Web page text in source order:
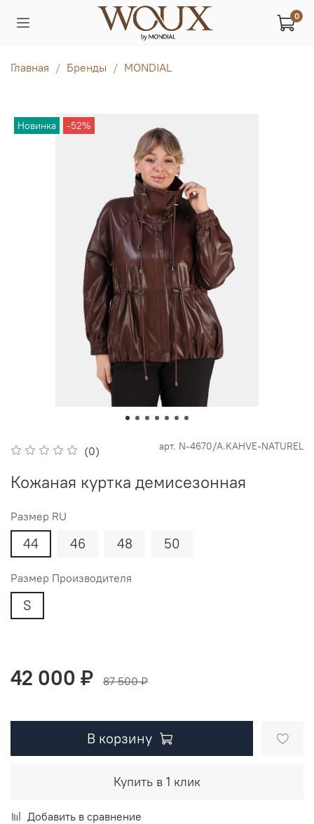
0
Главная Бренды MONDIAL
Новинка -52%
(0) арт. N-4670/A.KAHVE-NATUREL
Кожаная куртка демисезонная
Размер RU
44 46 48 50
Размер Производителя
S
42 000 ₽ 87 500 ₽
В корзину
Купить в 1 клик
Добавить в сравнение